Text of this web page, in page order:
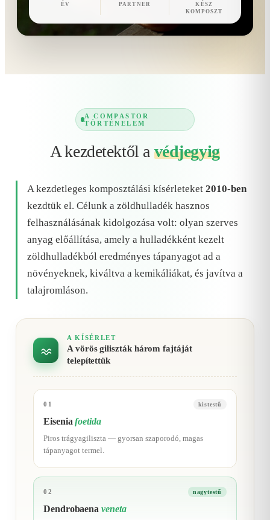
ÉV PARTNER
KÉSZ
KOMPOSZT
A COMPASTOR
TÖRTÉNELEM
A kezdetektől a védjegyig
A kezdetleges komposztálási kísérleteket 2010-ben
kezdtük el. Célunk a zöldhulladék hasznos
felhasználásának kidolgozása volt: olyan szerves
anyag előállítása, amely a hulladékként kezelt
zöldhulladékból eredményes tápanyagot ad a
növényeknek, kiváltva a kemikáliákat, és javítva a
talajromláson.
A KÍSÉRLET
A vörös giliszták három fajtáját
telepítettük
01 kistestű
Eiseniafoetida
Piros trágyagiliszta — gyorsan szaporodó, magas
tápanyagot termel.
02 nagytestű
Dendrobaenaveneta